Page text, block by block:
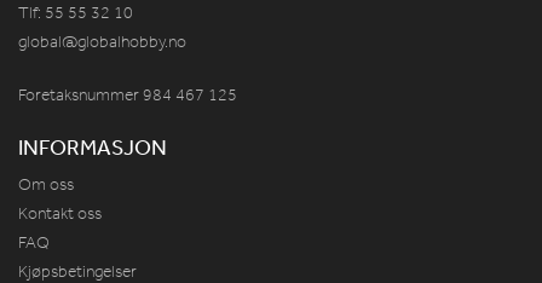
Tlf: 55 55 32 10
global@globalhobby.no
Foretaksnummer 984 467 125
INFORMASJON
Om oss
Kontakt oss
FAQ
Kjøpsbetingelser